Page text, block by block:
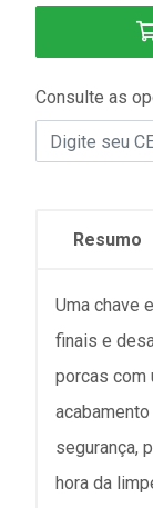
Consulte as
Resumo
Uma chave
finais e
porcas com
segurança,
hora da